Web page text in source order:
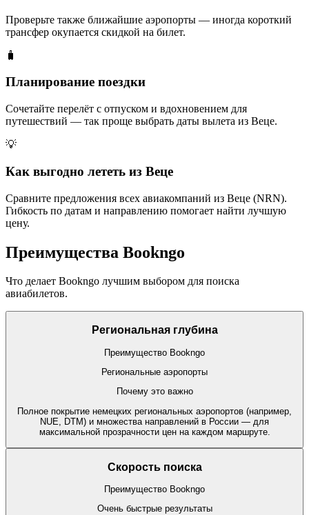
Проверьте также ближайшие аэропорты — иногда короткий
трансфер окупается скидкой на билет.
🧳
Планирование поездки
Сочетайте перелёт с отпуском и вдохновением для
путешествий — так проще выбрать даты вылета из Веце.
💡
Как выгодно лететь из Веце
Сравните предложения всех авиакомпаний из Веце (NRN).
Гибкость по датам и направлению помогает найти лучшую
цену.
Преимущества Bookngo
Что делает Bookngo лучшим выбором для поиска
авиабилетов.
Региональная глубина
Преимущество Bookngo
Региональные аэропорты
Почему это важно
Полное покрытие немецких региональных аэропортов (например,
NUE, DTM) и множества направлений в России — для
максимальной прозрачности цен на каждом маршруте.
Скорость поиска
Преимущество Bookngo
Очень быстрые результаты